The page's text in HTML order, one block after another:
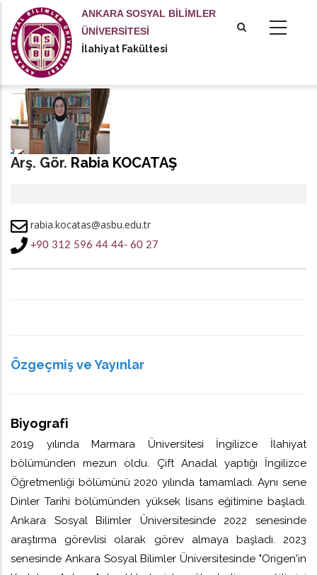
içeriğe
atla
ANKARA SOSYAL BİLİMLER
ÜNİVERSİTESİ
İlahiyat Fakültesi
Arş. Gör. Rabia KOCATAŞ
rabia.kocatas@asbu.edu.tr
+90 312 596 44 44- 60 27
Özgeçmiş ve Yayınlar
Biyografi
2019 yılında Marmara Üniversitesi İngilizce İlahiyat
bölümünden mezun oldu. Çift Anadal yaptığı İngilizce
Öğretmenliği bölümünü 2020 yılında tamamladı. Aynı sene
Dinler Tarihi bölümünden yüksek lisans eğitimine başladı.
Ankara Sosyal Bilimler Üniversitesinde 2022 senesinde
araştırma görevlisi olarak görev almaya başladı. 2023
senesinde Ankara Sosyal Bilimler Üniversitesinde "Origen'in